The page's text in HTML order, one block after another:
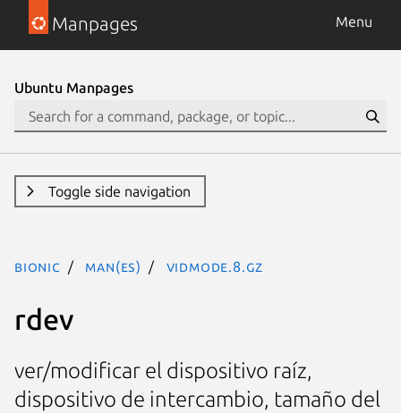
Manpages Menu
Ubuntu Manpages
Toggle side navigation
bionic man(es) vidmode.8.gz
rdev
ver/modificar el dispositivo raíz,
dispositivo de intercambio, tamaño del